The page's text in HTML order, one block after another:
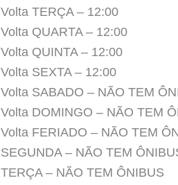
Volta TERÇA – 12:00
Volta QUARTA – 12:00
Volta QUINTA – 12:00
Volta SEXTA – 12:00
Volta SABADO – NÃO TEM
Volta DOMINGO – NÃO TEM
Volta FERIADO – NÃO TEM
SEGUNDA – NÃO TEM
TERÇA – NÃO TEM ÔNIBUS